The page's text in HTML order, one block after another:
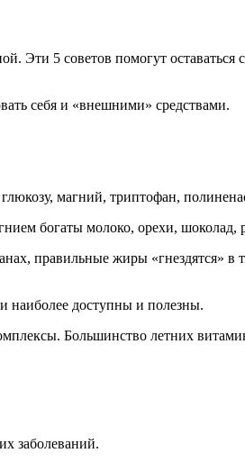
Эти 5 советов помогут
себя и «внешними» средствами.
магний, триптофан,
богаты молоко, орехи, шоколад,
правильные жиры «гнездятся»
наиболее доступны и полезны.
Большинство летних
заболеваний.